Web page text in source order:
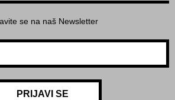
se na naš Newsletter
PRIJAVI SE